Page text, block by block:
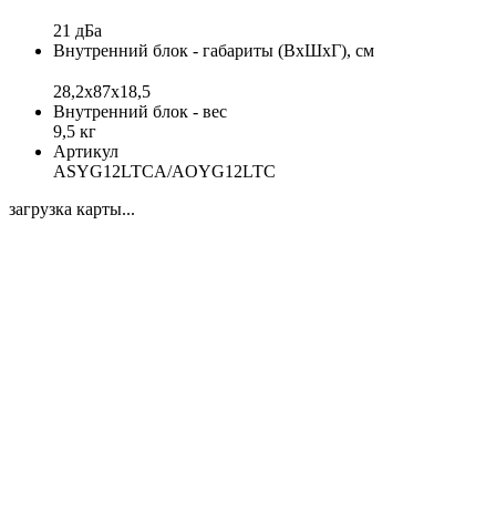
21 дБа
Внутренний блок - габариты (ВхШхГ), см
28,2x87x18,5
Внутренний блок - вес
9,5 кг
Артикул
ASYG12LTCA/AOYG12LTC
загрузка карты...